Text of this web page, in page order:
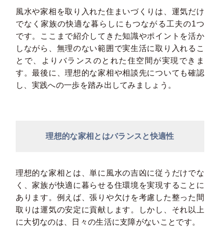
風水や家相を取り入れた住まいづくりは、運気だけ
でなく家族の快適な暮らしにもつながる工夫の1つ
です。ここまで紹介してきた知識やポイントを活か
しながら、無理のない範囲で実生活に取り入れるこ
とで、よりバランスのとれた住空間が実現できま
す。最後に、理想的な家相や相談先についても確認
し、実践への一歩を踏み出してみましょう。
理想的な家相とはバランスと快適性
理想的な家相とは、単に風水の吉凶に従うだけでな
く、家族が快適に暮らせる住環境を実現することに
あります。例えば、張りや欠けを考慮した整った間
取りは運気の安定に貢献します。しかし、それ以上
に大切なのは、日々の生活に支障がないことです。